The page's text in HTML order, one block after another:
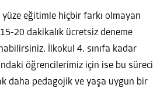
yüze eğitimle hiçbir farkı olmayan
20 dakikalık ücretsiz deneme
İlkokul 4. sınıfa kadar
öğrencilerimiz için ise bu süreci
daha pedagojik ve yaşa uygun bir